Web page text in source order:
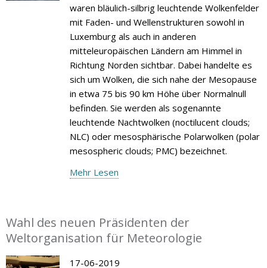
waren bläulich-silbrig leuchtende Wolkenfelder
mit Faden- und Wellenstrukturen sowohl in
Luxemburg als auch in anderen
mitteleuropäischen Ländern am Himmel in
Richtung Norden sichtbar. Dabei handelte es
sich um Wolken, die sich nahe der Mesopause
in etwa 75 bis 90 km Höhe über Normalnull
befinden. Sie werden als sogenannte
leuchtende Nachtwolken (noctilucent clouds;
NLC) oder mesosphärische Polarwolken (polar
mesospheric clouds; PMC) bezeichnet.
Mehr Lesen
Wahl des neuen Präsidenten der
Weltorganisation für Meteorologie
17-06-2019